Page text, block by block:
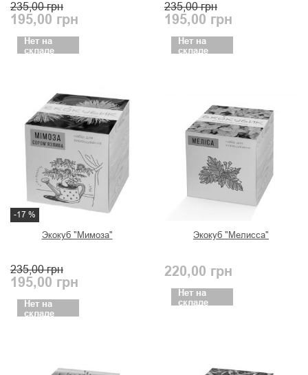
235,00 грн
195,00 грн
Нет на
складе
235,00 грн
195,00 грн
Нет на
складе
-17 %
Экокуб "Мимоза"
235,00 грн
195,00 грн
Нет на
складе
Экокуб "Мелисса"
220,00 грн
Нет на
складе